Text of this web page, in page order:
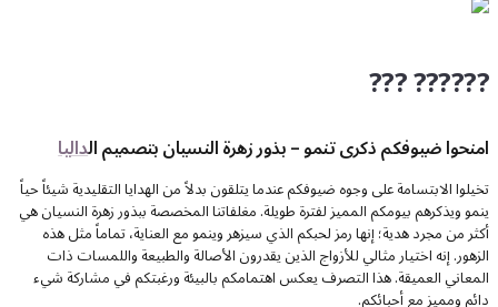
??? ??????
امنحوا ضيوفكم ذكرى تنمو – بذور زهرة النسيان بتصميم الداليا
تخيلوا الابتسامة على وجوه ضيوفكم عندما يتلقون بدلاً من الهدايا التقليدية شيئاً حياً
ينمو ويذكرهم بيومكم المميز لفترة طويلة. مغلفاتنا المخصصة ببذور زهرة النسيان هي
أكثر من مجرد هدية؛ إنها رمز لحبكم الذي سيزهر وينمو مع العناية، تماماً مثل هذه
الزهور. إنه اختيار مثالي للأزواج الذين يقدرون الأصالة والطبيعة واللمسات ذات
المعاني العميقة. هذا التصرف يعكس اهتمامكم بالبيئة ورغبتكم في مشاركة شيء
دائم ومميز مع أحبائكم.